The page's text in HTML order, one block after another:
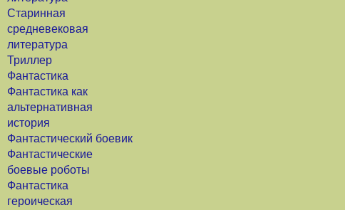
Старинная
средневековая
литература
Триллер
Фантастика
Фантастика как
альтернативная
история
Фантастический боевик
Фантастические
боевые роботы
Фантастика
героическая